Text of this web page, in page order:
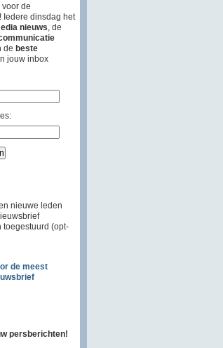
de
Iedere dinsdag het
nieuws , de
de beste
jouw inbox
nieuwe leden
toegestuurd (opt-
de meest
persberichten!